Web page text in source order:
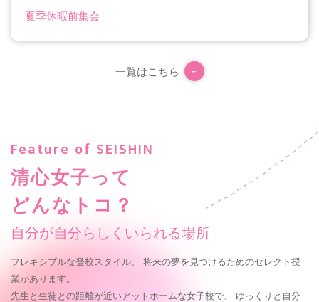
夏季休暇前集会
一覧はこちら
Feature of SEISHIN
清心女子って
どんなトコ？
自分が自分らしくいられる場所
フレキシブルな登校スタイル、
将来の夢を見つけるためのセレクト授
業があります。
先生と生徒との距離が近いアットホームな女子校で、
ゆっくりと自分